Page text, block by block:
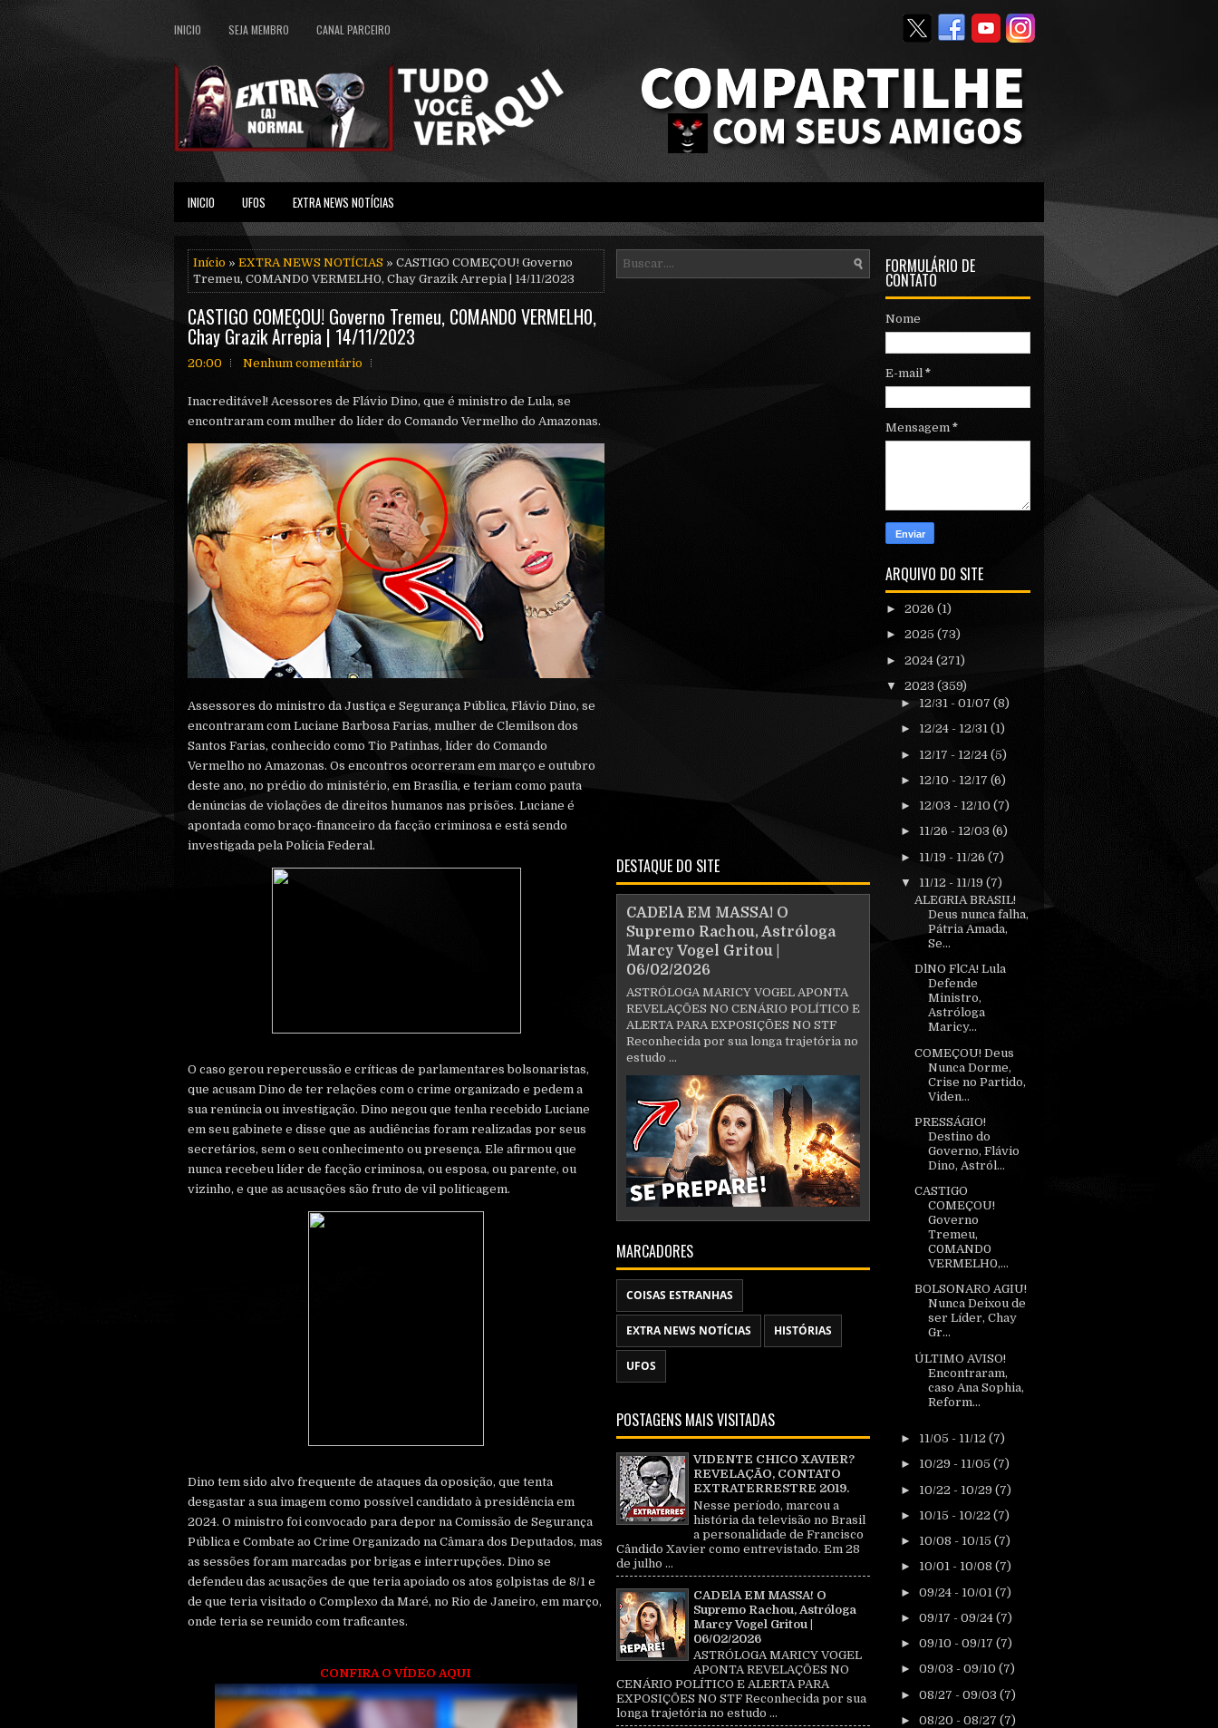
INICIO SEJA MEMBRO CANAL PARCEIRO
INICIO UFOS EXTRA NEWS NOTÍCIAS
Início » EXTRA NEWS NOTÍCIAS » CASTIGO COMEÇOU! Governo
Tremeu, C0MAND0 VERMELH0, Chay Grazik Arrepia | 14/11/2023
CASTIGO COMEÇOU! Governo Tremeu, C0MAND0 VERMELH0,
Chay Grazik Arrepia | 14/11/2023
20:00 Nenhum comentário
Inacreditável! Acessores de Flávio Dino, que é ministro de Lula, se
encontraram com mulher do líder do Comando Vermelho do Amazonas.
Assessores do ministro da Justiça e Segurança Pública, Flávio Dino, se
encontraram com Luciane Barbosa Farias, mulher de Clemilson dos
Santos Farias, conhecido como Tio Patinhas, líder do Comando
Vermelho no Amazonas. Os encontros ocorreram em março e outubro
deste ano, no prédio do ministério, em Brasília, e teriam como pauta
denúncias de violações de direitos humanos nas prisões. Luciane é
apontada como braço-financeiro da facção criminosa e está sendo
investigada pela Polícia Federal.
O caso gerou repercussão e críticas de parlamentares bolsonaristas,
que acusam Dino de ter relações com o crime organizado e pedem a
sua renúncia ou investigação. Dino negou que tenha recebido Luciane
em seu gabinete e disse que as audiências foram realizadas por seus
secretários, sem o seu conhecimento ou presença. Ele afirmou que
nunca recebeu líder de facção criminosa, ou esposa, ou parente, ou
vizinho, e que as acusações são fruto de vil politicagem.
Dino tem sido alvo frequente de ataques da oposição, que tenta
desgastar a sua imagem como possível candidato à presidência em
2024. O ministro foi convocado para depor na Comissão de Segurança
Pública e Combate ao Crime Organizado na Câmara dos Deputados, mas
as sessões foram marcadas por brigas e interrupções. Dino se
defendeu das acusações de que teria apoiado os atos golpistas de 8/1 e
de que teria visitado o Complexo da Maré, no Rio de Janeiro, em março,
onde teria se reunido com traficantes.
CONFIRA O VÍDEO AQUI
DESTAQUE DO SITE
CADElA EM MASSA! O
Supremo Rachou, Astróloga
Marcy Vogel Gritou |
06/02/2026
ASTRÓLOGA MARICY VOGEL APONTA
REVELAÇÕES NO CENÁRIO POLÍTICO E
ALERTA PARA EXPOSIÇÕES NO STF
Reconhecida por sua longa trajetória no
estudo ...
MARCADORES
COISAS ESTRANHAS
EXTRA NEWS NOTÍCIAS HISTÓRIAS
UFOS
POSTAGENS MAIS VISITADAS
VIDENTE CHICO XAVIER?
REVELAÇÃO, CONTATO
EXTRATERRESTRE 2019.
Nesse período, marcou a
história da televisão no Brasil
a personalidade de Francisco
Cândido Xavier como entrevistado. Em 28
de julho ...
CADElA EM MASSA! O
Supremo Rachou, Astróloga
Marcy Vogel Gritou |
06/02/2026
ASTRÓLOGA MARICY VOGEL
APONTA REVELAÇÕES NO
CENÁRIO POLÍTICO E ALERTA PARA
EXPOSIÇÕES NO STF Reconhecida por sua
longa trajetória no estudo ...
FORMULÁRIO DE
CONTATO
Nome
E-mail *
Mensagem*
ARQUIVO DO SITE
► 2026 (1)
► 2025 (73)
► 2024 (271)
▼ 2023 (359)
► 12/31 - 01/07 (8)
► 12/24 - 12/31 (1)
► 12/17 - 12/24 (5)
► 12/10 - 12/17 (6)
► 12/03 - 12/10 (7)
► 11/26 - 12/03 (6)
► 11/19 - 11/26 (7)
▼ 11/12 - 11/19 (7)
ALEGRIA BRASIL!
Deus nunca falha,
Pátria Amada,
Se...
DlNO FlCA! Lula
Defende
Ministro,
Astróloga
Maricy...
COMEÇOU! Deus
Nunca Dorme,
Crise no Partido,
Viden...
PRESSÁGIO!
Destino do
Governo, Flávio
Dino, Astról...
CASTIGO
COMEÇOU!
Governo
Tremeu,
C0MAND0
VERMELH0,...
BOLSONARO AGIU!
Nunca Deixou de
ser Líder, Chay
Gr...
ÚLTIMO AVISO!
Encontraram,
caso Ana Sophia,
Reform...
► 11/05 - 11/12 (7)
► 10/29 - 11/05 (7)
► 10/22 - 10/29 (7)
► 10/15 - 10/22 (7)
► 10/08 - 10/15 (7)
► 10/01 - 10/08 (7)
► 09/24 - 10/01 (7)
► 09/17 - 09/24 (7)
► 09/10 - 09/17 (7)
► 09/03 - 09/10 (7)
► 08/27 - 09/03 (7)
► 08/20 - 08/27 (7)